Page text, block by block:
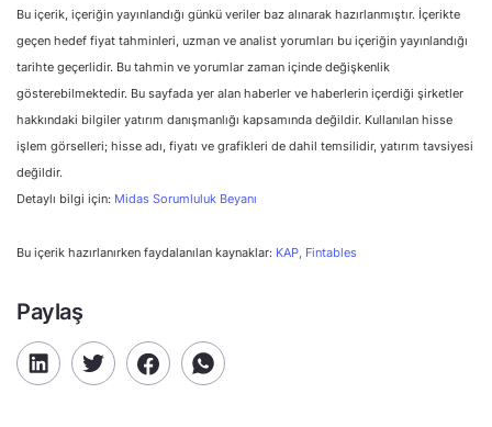
Bu içerik, içeriğin yayınlandığı günkü veriler baz alınarak hazırlanmıştır. İçerikte
geçen hedef fiyat tahminleri, uzman ve analist yorumları bu içeriğin yayınlandığı
tarihte geçerlidir. Bu tahmin ve yorumlar zaman içinde değişkenlik
gösterebilmektedir. Bu sayfada yer alan haberler ve haberlerin içerdiği şirketler
hakkındaki bilgiler yatırım danışmanlığı kapsamında değildir. Kullanılan hisse
işlem görselleri; hisse adı, fiyatı ve grafikleri de dahil temsilidir, yatırım tavsiyesi
değildir.
Detaylı bilgi için: Midas Sorumluluk Beyanı
Bu içerik hazırlanırken faydalanılan kaynaklar: KAP, Fintables
Paylaş